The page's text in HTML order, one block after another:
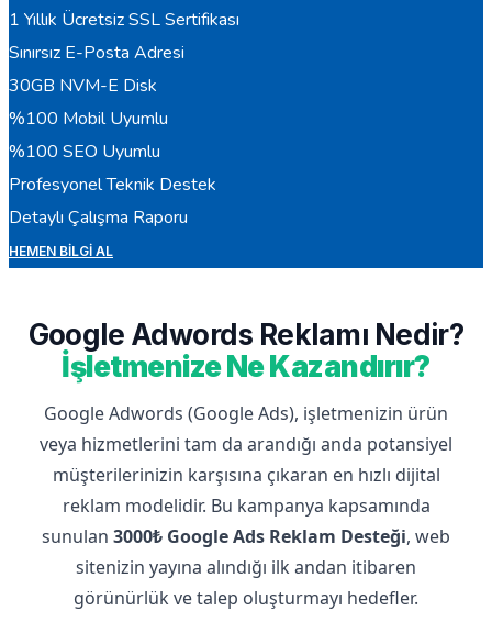
1 Yıllık Ücretsiz SSL Sertifikası
Sınırsız E-Posta Adresi
30GB NVM-E Disk
%100 Mobil Uyumlu
%100 SEO Uyumlu
Profesyonel Teknik Destek
Detaylı Çalışma Raporu
HEMEN BILGI AL
Google Adwords Reklamı Nedir?
İşletmenize Ne Kazandırır?
Google Adwords (Google Ads), işletmenizin ürün
veya hizmetlerini tam da arandığı anda potansiyel
müşterilerinizin karşısına çıkaran en hızlı dijital
reklam modelidir. Bu kampanya kapsamında
sunulan 3000₺ Google Ads Reklam Desteği, web
sitenizin yayına alındığı ilk andan itibaren
görünürlük ve talep oluşturmayı hedefler.